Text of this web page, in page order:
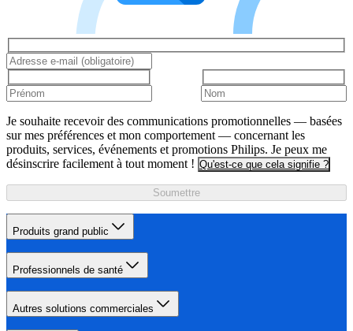
Je souhaite recevoir des communications promotionnelles — basées
sur mes préférences et mon comportement — concernant les
produits, services, événements et promotions Philips. Je peux me
désinscrire facilement à tout moment ! Qu'est-ce que cela signifie ?
Soumettre
Produits grand public
Professionnels de santé
Autres solutions commerciales